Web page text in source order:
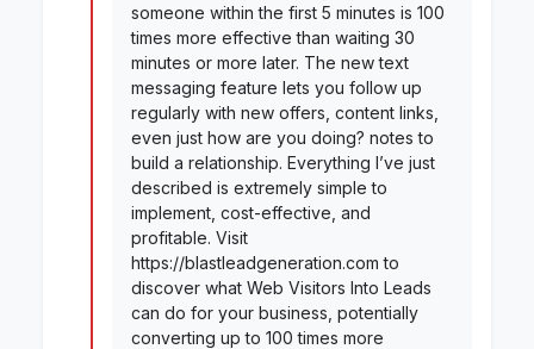
someone within the first 5 minutes is 100
times more effective than waiting 30
minutes or more later. The new text
messaging feature lets you follow up
regularly with new offers, content links,
even just how are you doing? notes to
build a relationship. Everything I’ve just
described is extremely simple to
implement, cost-effective, and
profitable. Visit
https://blastleadgeneration.com to
discover what Web Visitors Into Leads
can do for your business, potentially
converting up to 100 times more